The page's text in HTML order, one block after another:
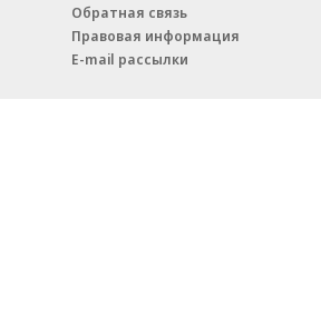
Обратная связь
Правовая информация
E-mail рассылки